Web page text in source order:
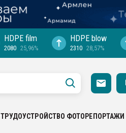
HDPE film
2080 25,96%
HDPE blow
2310 28,57%
ТРУДОУСТРОЙСТВО ФОТОРЕПОРТАЖИ